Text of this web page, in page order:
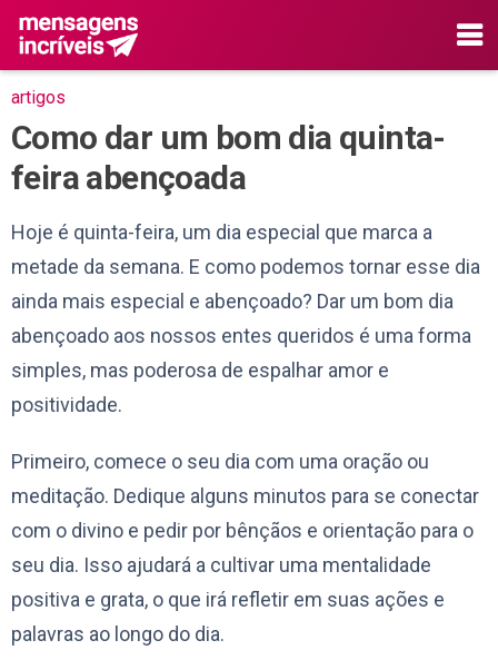
artigos
Como dar um bom dia quinta-
feira abençoada
Hoje é quinta-feira, um dia especial que marca a
metade da semana. E como podemos tornar esse dia
ainda mais especial e abençoado? Dar um bom dia
abençoado aos nossos entes queridos é uma forma
simples, mas poderosa de espalhar amor e
positividade.
Primeiro, comece o seu dia com uma oração ou
meditação. Dedique alguns minutos para se conectar
com o divino e pedir por bênçãos e orientação para o
seu dia. Isso ajudará a cultivar uma mentalidade
positiva e grata, o que irá refletir em suas ações e
palavras ao longo do dia.